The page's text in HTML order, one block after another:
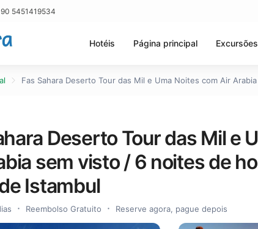
5451419534
Hotéis Página principal
Fas Sahara Deserto Tour das Mil e Uma Noites com Air
Deserto Tour das Mil e
sem visto / 6 noites de
Istambul
Reembolso Gratuito Reserve agora, pague depois